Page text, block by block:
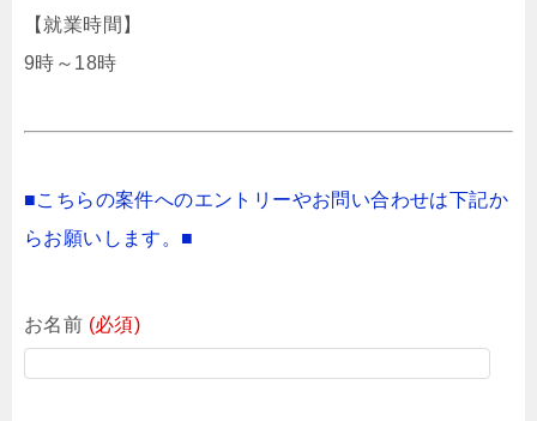
【就業時間】
9時～18時
■こちらの案件へのエントリーやお問い合わせは下記か
らお願いします。■
お名前 (必須)